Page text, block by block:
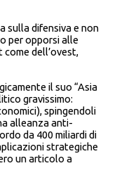
sulla difensiva e non
per opporsi alle
come dell’ovest,
il suo “Asia
gravissimo:
spingendoli
alleanza anti-
da 400 miliardi di
strategiche
un articolo a